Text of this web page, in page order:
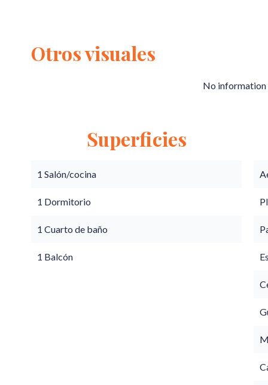
Otros visuales
No information
Superficies
1 Salón/cocina
1 Dormitorio
1 Cuarto de baño
1 Balcón